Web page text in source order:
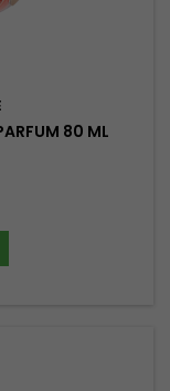
80 ML